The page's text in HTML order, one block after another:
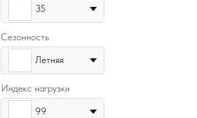
35
Сезонность
Летняя
Индекс нагрузки
99